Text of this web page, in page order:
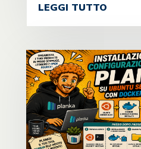
LEGGI TUTTO